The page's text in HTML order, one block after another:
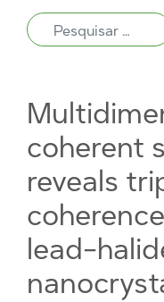
coherent
reveals
lead-